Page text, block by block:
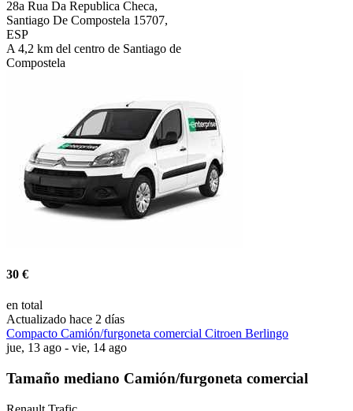
28a Rua Da Republica Checa,
Santiago De Compostela 15707,
ESP
A 4,2 km del centro de Santiago de
Compostela
30 €
en total
Actualizado hace 2 días
Compacto Camión/furgoneta comercial Citroen Berlingo
jue, 13 ago - vie, 14 ago
Tamaño mediano Camión/furgoneta comercial